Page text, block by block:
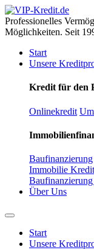
Professionelles
Möglichkeiten. Seit
Start
Unsere
Kredit für den
Onlinekredit
Baufinanzierung
Immobilie
Über Uns
Start
Unsere